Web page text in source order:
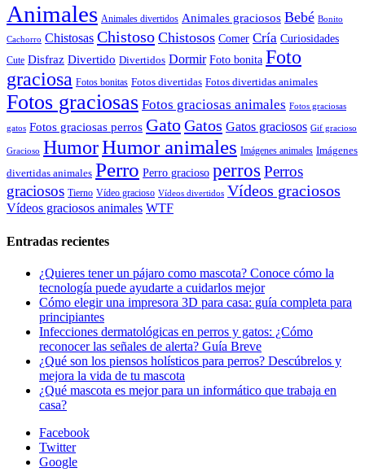
Animales Animales divertidos Animales graciosos Bebé Bonito
Cachorro Chistosas Chistoso Chistosos Comer Cría Curiosidades
Cute Disfraz Divertido Divertidos Dormir Foto bonita Foto
graciosa Fotos bonitas Fotos divertidas Fotos divertidas animales
Fotos graciosas Fotos graciosas animales Fotos graciosas
gatos Fotos graciosas perros GatoGatos Gatos graciosos Gif gracioso
Gracioso HumorHumor animales Imágenes animales Imágenes
divertidas animales Perro Perro gracioso perros Perros
graciosos Tierno Vídeo gracioso Vídeos divertidos Vídeos graciosos
Vídeos graciosos animales WTF
Entradas recientes
¿Quieres tener un pájaro como mascota? Conoce cómo la
tecnología puede ayudarte a cuidarlos mejor
Cómo elegir una impresora 3D para casa: guía completa para
principiantes
Infecciones dermatológicas en perros y gatos: ¿Cómo
reconocer las señales de alerta? Guía Breve
¿Qué son los piensos holísticos para perros? Descúbrelos y
mejora la vida de tu mascota
¿Qué mascota es mejor para un informático que trabaja en
casa?
Facebook
Twitter
Google